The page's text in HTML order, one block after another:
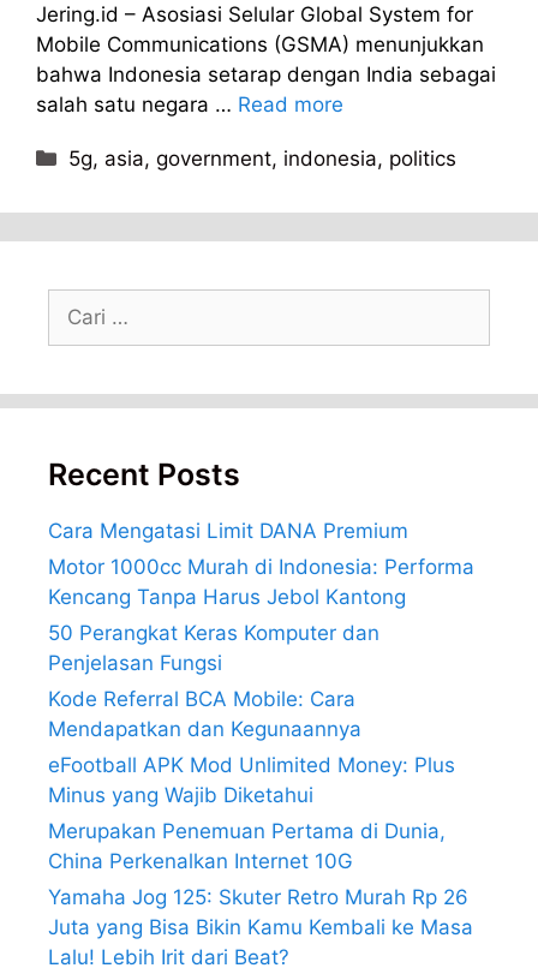
Jering.id – Asosiasi Selular Global System for
Mobile Communications (GSMA) menunjukkan
bahwa Indonesia setarap dengan India sebagai
salah satu negara … Read more
Kategori
5g, asia,government, indonesia, politics
Cari
Recent Posts
Cara Mengatasi Limit DANA Premium
Motor 1000cc Murah di Indonesia: Performa
Kencang Tanpa Harus Jebol Kantong
50 Perangkat Keras Komputer dan
Penjelasan Fungsi
Kode Referral BCA Mobile: Cara
Mendapatkan dan Kegunaannya
eFootball APK Mod Unlimited Money: Plus
Minus yang Wajib Diketahui
Merupakan Penemuan Pertama di Dunia,
China Perkenalkan Internet 10G
Yamaha Jog 125: Skuter Retro Murah Rp 26
Juta yang Bisa Bikin Kamu Kembali ke Masa
Lalu! Lebih Irit dari Beat?